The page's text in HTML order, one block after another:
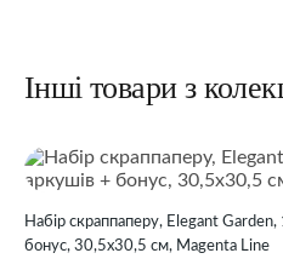
Інші товари з
Набір скраппаперу, Elegant Garden,
бонус, 30,5х30,5 см, Magenta Line